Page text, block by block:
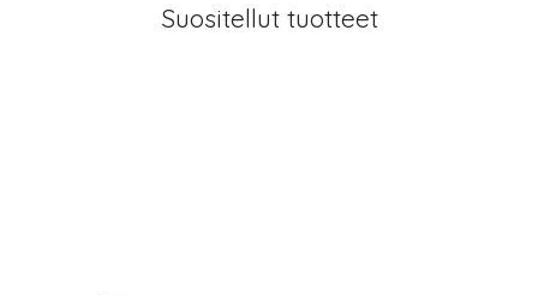
Suositellut tuotteet